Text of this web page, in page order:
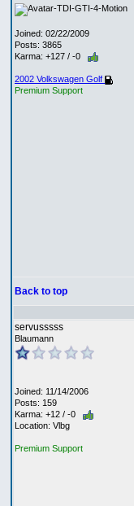
Joined: 02/22/2009
Posts: 3865
Karma: +127 / -0
2002 Volkswagen Golf
Premium Support
Back to top
servusssss
Blaumann
Joined: 11/14/2006
Posts: 159
Karma: +12 / -0
Location: Vlbg
Premium Support